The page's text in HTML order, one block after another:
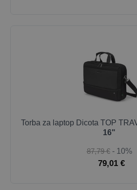
Torba za laptop Dicota TOP
16"
87,79 € - 10%
79,01 €